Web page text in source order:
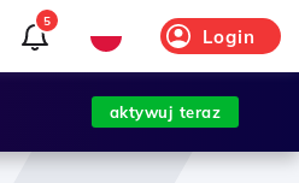
Login
5
aktywuj teraz